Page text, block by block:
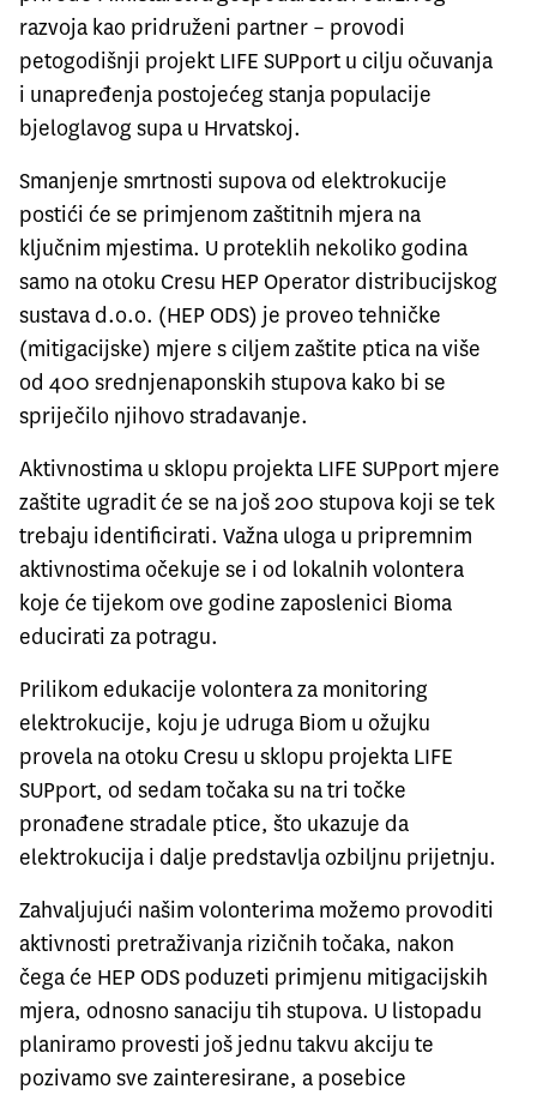
razvoja kao pridruženi partner – provodi
petogodišnji projekt LIFE SUPport u cilju očuvanja
i unapređenja postojećeg stanja populacije
bjeloglavog supa u Hrvatskoj.
Smanjenje smrtnosti supova od elektrokucije
postići će se primjenom zaštitnih mjera na
ključnim mjestima. U proteklih nekoliko godina
samo na otoku Cresu HEP Operator distribucijskog
sustava d.o.o. (HEP ODS) je proveo tehničke
(mitigacijske) mjere s ciljem zaštite ptica na više
od 400 srednjenaponskih stupova kako bi se
spriječilo njihovo stradavanje.
Aktivnostima u sklopu projekta LIFE SUPport mjere
zaštite ugradit će se na još 200 stupova koji se tek
trebaju identificirati. Važna uloga u pripremnim
aktivnostima očekuje se i od lokalnih volontera
koje će tijekom ove godine zaposlenici Bioma
educirati za potragu.
Prilikom edukacije volontera za monitoring
elektrokucije, koju je udruga Biom u ožujku
provela na otoku Cresu u sklopu projekta LIFE
SUPport, od sedam točaka su na tri točke
pronađene stradale ptice, što ukazuje da
elektrokucija i dalje predstavlja ozbiljnu prijetnju.
Zahvaljujući našim volonterima možemo provoditi
aktivnosti pretraživanja rizičnih točaka, nakon
čega će HEP ODS poduzeti primjenu mitigacijskih
mjera, odnosno sanaciju tih stupova. U listopadu
planiramo provesti još jednu takvu akciju te
pozivamo sve zainteresirane, a posebice